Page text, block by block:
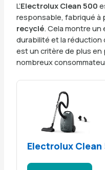
L’Electrolux Clean 500
responsable, fabriqué à
recyclé. Cela montre un
durabilité et la
est un critère de plus
nombreux
Electrolux Clean